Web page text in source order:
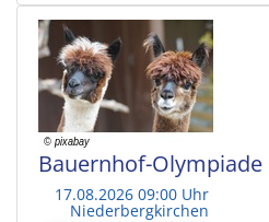
Bauernhof-Olympiade
17.08.2026 09:00 Uhr
Niederbergkirchen